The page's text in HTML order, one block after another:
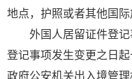
地点，护照或者其他国际
外国人居留证件登记
登记事项发生变更之日
政府公安机关出入境管理